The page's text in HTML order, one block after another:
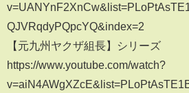
QJVRqdyPQpcYQ&index=2
【元九州ヤクザ組長】シリーズ
https://www.youtube.com/watch?